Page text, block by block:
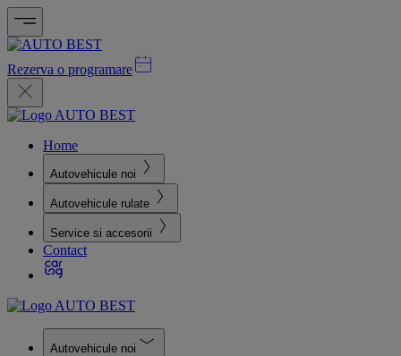
Rezerva o programare
Home
Autovehicule noi
Autovehicule rulate
Service si accesorii
Contact
Autovehicule noi